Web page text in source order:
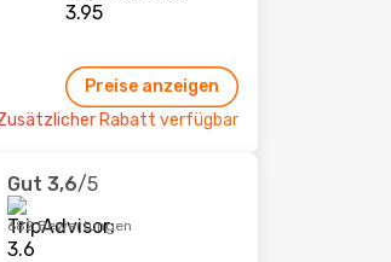
Preise anzeigen
Rabatt verfügbar
Gut 3,6/5
682 Bewertungen